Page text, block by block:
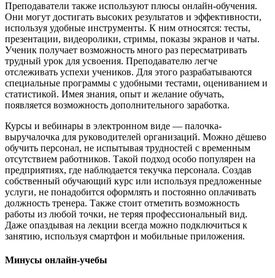
Преподаватели также используют плюсы онлайн-обучения.
Они могут достигать высоких результатов и эффективности,
используя удобные инструменты. К ним относятся: тесты,
презентации, видеоролики, стримы, показы экранов и чаты.
Ученик получает возможность много раз пересматривать
трудный урок для усвоения. Преподавателю легче
отслеживать успехи учеников. Для этого разрабатываются
специальные программы с удобными тестами, оцениванием и
статистикой. Имея знания, опыт и желание обучать,
появляется возможность дополнительного заработка.
Курсы и вебинары в электронном виде — палочка-
выручалочка для руководителей организаций. Можно дёшево
обучить персонал, не испытывая трудностей с временным
отсутствием работников. Такой подход особо популярен на
предприятиях, где наблюдается текучка персонала. Создав
собственный обучающий курс или используя предложенные
услуги, не понадобится оформлять и постоянно оплачивать
должность тренера. Также стоит отметить возможность
работы из любой точки, не теряя профессиональный вид.
Даже опаздывая на лекции всегда можно подключиться к
занятию, используя смартфон и мобильные приложения.
Минусы онлайн-учебы